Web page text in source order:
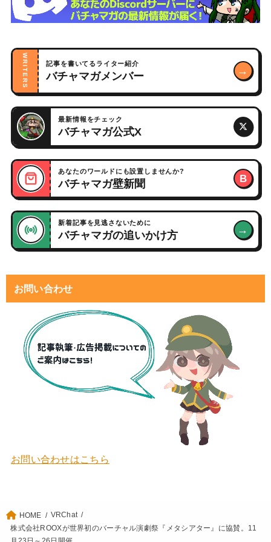
WRITERS 記事を書いてるライター紹介
バチャマガメンバー →
最新情報をチェック
バチャマガ公式X
あなたのワールドにも設置しませんか?
バチャマガ壁新聞 B
新着記事を見逃さないために
バチャマガの追いかけ方 →
お問い合わせ
お問い合わせはこちら
HOME
VRChat
株式会社ROOXが世界初のバーチャル演劇祭『メタシアター』に協賛。11